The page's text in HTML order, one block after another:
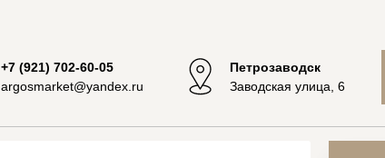
+7 (921) 702-60-05
argosmarket@yandex.ru
Петрозаводск
Заводская улица, 6